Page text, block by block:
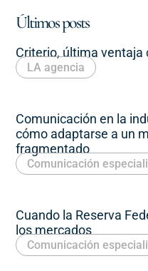
Últimos posts
Criterio, última ventaja
LA agencia
Comunicación en la
cómo adaptarse a un
fragmentado
Comunicación
Cuando la Reserva
los mercados
Comunicación